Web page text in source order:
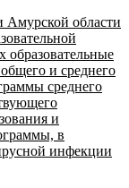
Амурской области
образовательные
и среднего
среднего
и
в
инфекции